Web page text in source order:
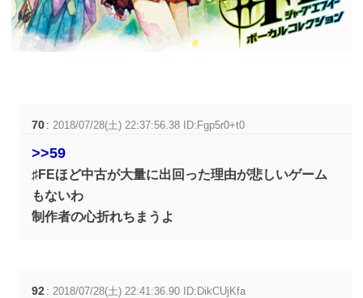
70 : 2018/07/28(土) 22:37:56.38 ID:Fgp5r0+t0
>>59
♯FEほど中古が大量に出回った理由が悲しいゲーム
もないわ
制作者の心折れちまうよ
92 : 2018/07/28(土) 22:41:36.90 ID:DikCUjKfa